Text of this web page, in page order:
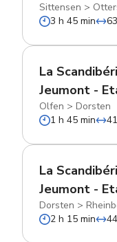
Sittensen >
3 h 45 min
La
Jeumont -
Olfen > Dorsten
1 h 45 min
La
Jeumont -
Dorsten >
2 h 15 min